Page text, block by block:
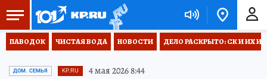
ПАВОДОК ЧИСТАЯ ВОДА НОВОСТИ ДЕЛО РАСКРЫТО: СК И ИХ
ДОМ. СЕМЬЯ KP.RU 4 мая 2026 8:44